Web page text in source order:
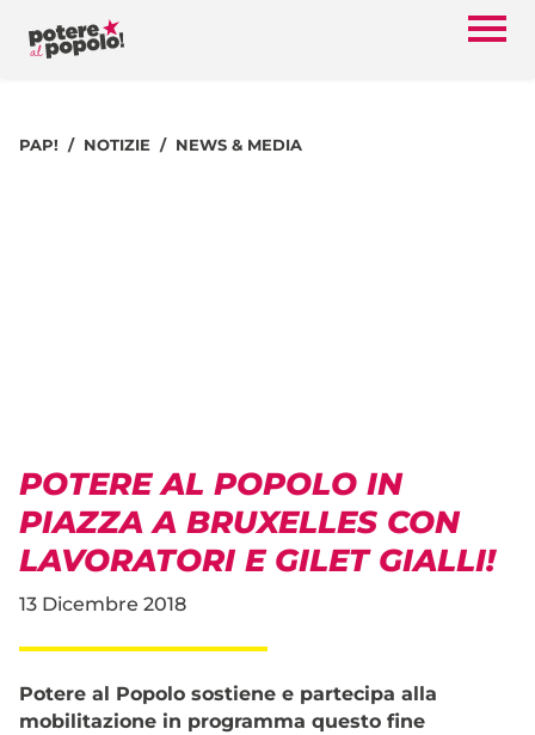
PAP! NOTIZIE NEWS & MEDIA
POTERE AL POPOLO IN
PIAZZA A BRUXELLES CON
LAVORATORI E GILET GIALLI!
13 Dicembre 2018
Potere al Popolo sostiene e partecipa alla
mobilitazione in programma questo fine